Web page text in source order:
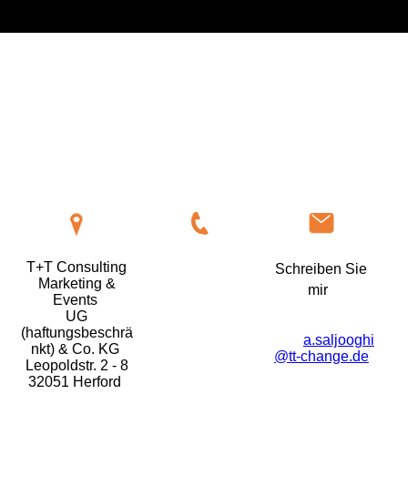
T+T Consulting
Marketing &
Events
UG
(haftungsbeschrä
nkt) & Co. KG
Leopoldstr. 2 - 8
32051 Herford
Schreiben Sie
mir
a.saljooghi
@tt-change.de